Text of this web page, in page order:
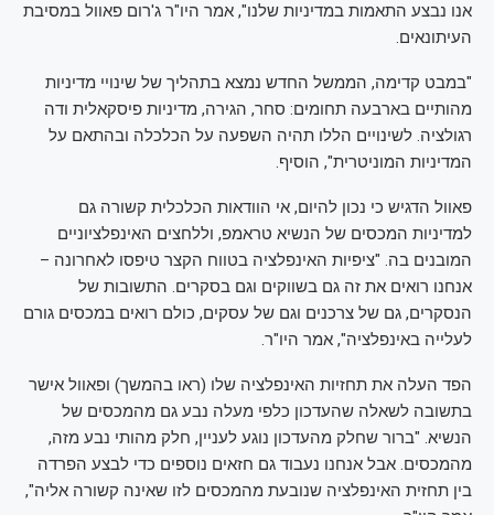
אנו נבצע התאמות במדיניות שלנו", אמר היו"ר ג'רום פאוול במסיבת
העיתונאים.
"במבט קדימה, הממשל החדש נמצא בתהליך של שינויי מדיניות
מהותיים בארבעה תחומים: סחר, הגירה, מדיניות פיסקאלית ודה
רגולציה. לשינויים הללו תהיה השפעה על הכלכלה ובהתאם על
המדיניות המוניטרית", הוסיף.
פאוול הדגיש כי נכון להיום, אי הוודאות הכלכלית קשורה גם
למדיניות המכסים של הנשיא טראמפ, וללחצים האינפלציוניים
המובנים בה. "ציפיות האינפלציה בטווח הקצר טיפסו לאחרונה –
אנחנו רואים את זה גם בשווקים וגם בסקרים. התשובות של
הנסקרים, גם של צרכנים וגם של עסקים, כולם רואים במכסים גורם
לעלייה באינפלציה", אמר היו"ר.
הפד העלה את תחזיות האינפלציה שלו (ראו בהמשך) ופאוול אישר
בתשובה לשאלה שהעדכון כלפי מעלה נבע גם מהמכסים של
הנשיא. "ברור שחלק מהעדכון נוגע לעניין, חלק מהותי נבע מזה,
מהמכסים. אבל אנחנו נעבוד גם חזאים נוספים כדי לבצע הפרדה
בין תחזית האינפלציה שנובעת מהמכסים לזו שאינה קשורה אליה",